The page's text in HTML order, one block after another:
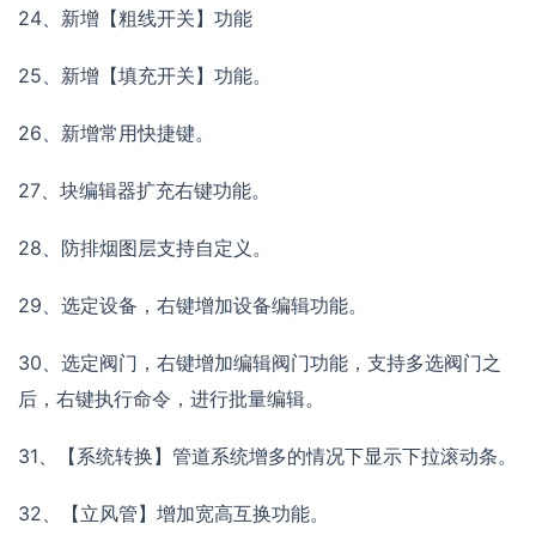
24、新增【粗线开关】功能
25、新增【填充开关】功能。
26、新增常用快捷键。
27、块编辑器扩充右键功能。
28、防排烟图层支持自定义。
29、选定设备，右键增加设备编辑功能。
30、选定阀门，右键增加编辑阀门功能，支持多选阀门之
后，右键执行命令，进行批量编辑。
31、【系统转换】管道系统增多的情况下显示下拉滚动条。
32、【立风管】增加宽高互换功能。